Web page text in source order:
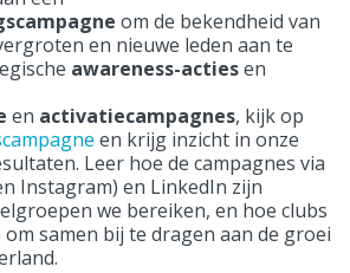
om de bekendheid van
en nieuwe leden aan te
awareness-actiesen
en activatiecampagnes, kijk op
en krijg inzicht in onze
Leer hoe de campagnes via
Instagram) en LinkedIn zijn
we bereiken, en hoe clubs
samen bij te dragen aan de groei